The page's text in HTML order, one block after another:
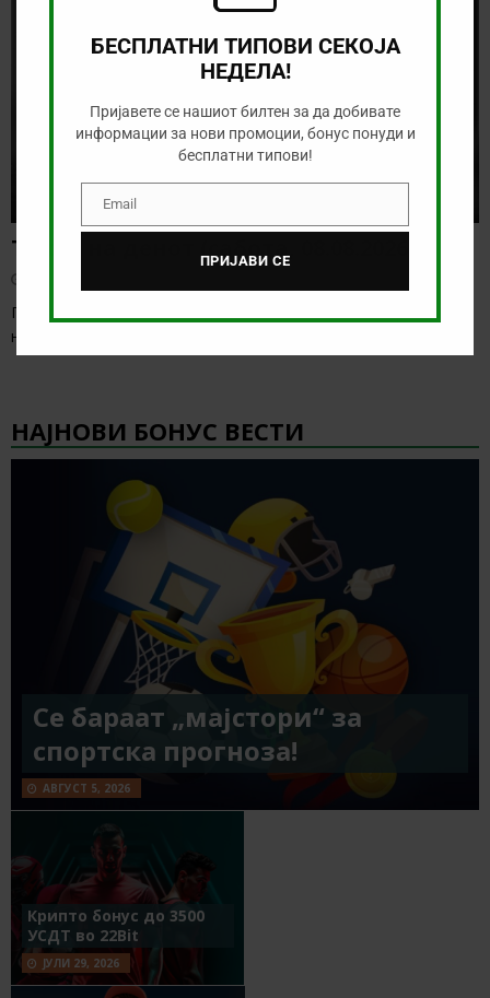
Тикет на денот (сабота, 08.08.2026)
Понудата за денес е солидна, а веќе бележиме старт на
некои европски лиги. Ова е
НАЈНОВИ БОНУС ВЕСТИ
Се бараат „мајстори“ за
спортска прогноза!
АВГУСТ 5, 2026
Крипто бонус до 3500
УСДТ во 22Bit
ЈУЛИ 29, 2026
БЕСПЛАТНИ ТИПОВИ СЕКОЈА
НЕДЕЛА!
Пријавете се нашиот билтен за да добивате
информации за нови промоции, бонус понуди и
бесплатни типови!
EmailEmail
ПРИЈАВИ СЕ